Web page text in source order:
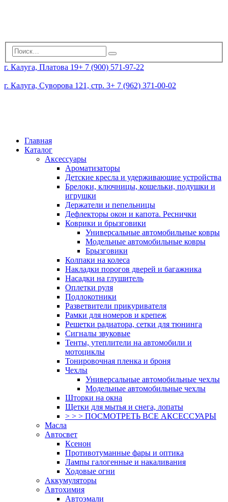
г. Калуга, Платова 19+ 7 (900) 571-97-22
г. Калуга, Суворова 121, стр. 3+ 7 (962) 371-00-02
Главная
Каталог
Аксессуары
Ароматизаторы
Детские кресла и удерживающие устройства
Брелоки, ключницы, кошельки, подушки и
игрушки
Держатели и пепельницы
Дефлекторы окон и капота. Реснички
Коврики и брызговики
Универсальные автомобильные ковры
Модельные автомобильные ковры
Брызговики
Колпаки на колеса
Накладки порогов дверей и багажника
Насадки на глушитель
Оплетки руля
Подлокотники
Разветвители прикуривателя
Рамки для номеров и крепеж
Решетки радиатора, сетки для тюнинга
Сигналы звуковые
Тенты, утеплители на автомобили и
мотоциклы
Тонировочная пленка и броня
Чехлы
Универсальные автомобильные чехлы
Модельные автомобильные чехлы
Шторки на окна
Щетки для мытья и снега, лопаты
> > > ПОСМОТРЕТЬ ВСЕ АКСЕССУАРЫ
Масла
Автосвет
Ксенон
Противотуманные фары и оптика
Лампы галогенные и накаливания
Ходовые огни
Аккумуляторы
Автохимия
Автоэмали